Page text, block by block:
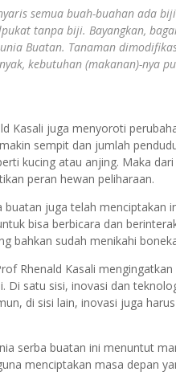
semua buah-buahan ada
tanpa biji. Bayangkan,
Buatan. Tanaman
kebutuhan (makanan)-nya
Kasali juga menyoroti
sempit dan jumlah
kucing atau anjing. Maka
peran hewan peliharaan.
buatan juga telah menciptakan
bisa berbicara dan
bahkan sudah menikahi
Rhenald Kasali
Di satu sisi, inovasi dan
di sisi lain, inovasi juga
serba buatan ini menuntut
menciptakan masa depan